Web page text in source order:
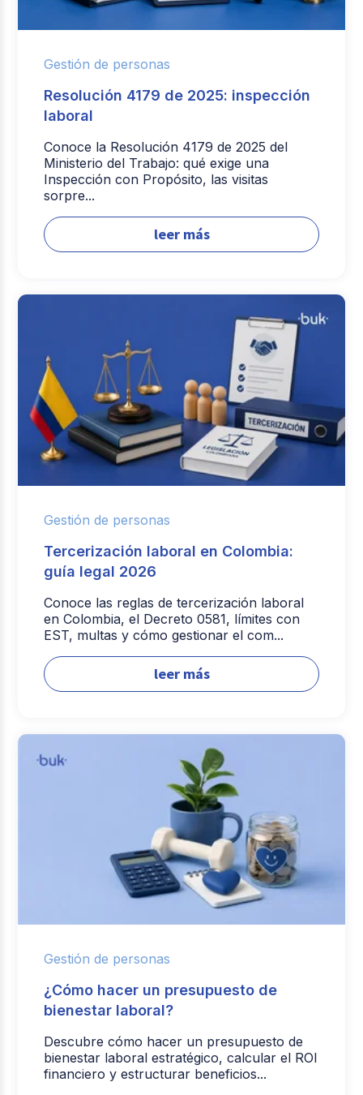
Gestión de personas
Resolución 4179 de 2025: inspección
laboral
Conoce la Resolución 4179 de 2025 del
Ministerio del Trabajo: qué exige una
Inspección con Propósito, las visitas
sorpre...
leer más
Gestión de personas
Tercerización laboral en Colombia:
guía legal 2026
Conoce las reglas de tercerización laboral
en Colombia, el Decreto 0581, límites con
EST, multas y cómo gestionar el com...
leer más
Gestión de personas
¿Cómo hacer un presupuesto de
bienestar laboral?
Descubre cómo hacer un presupuesto de
bienestar laboral estratégico, calcular el ROI
financiero y estructurar beneficios...